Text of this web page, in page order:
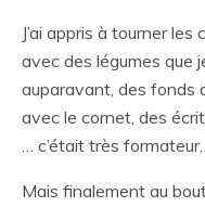
J’ai appris à tourner
avec des légumes que
auparavant, des fonds
avec le cornet, des
… c’était très formateur.
Mais finalement au